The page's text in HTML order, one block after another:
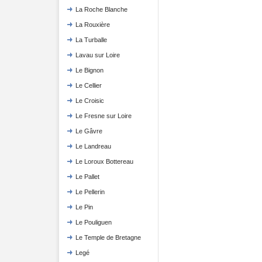
La Roche Blanche
La Rouxière
La Turballe
Lavau sur Loire
Le Bignon
Le Cellier
Le Croisic
Le Fresne sur Loire
Le Gâvre
Le Landreau
Le Loroux Bottereau
Le Pallet
Le Pellerin
Le Pin
Le Pouliguen
Le Temple de Bretagne
Legé